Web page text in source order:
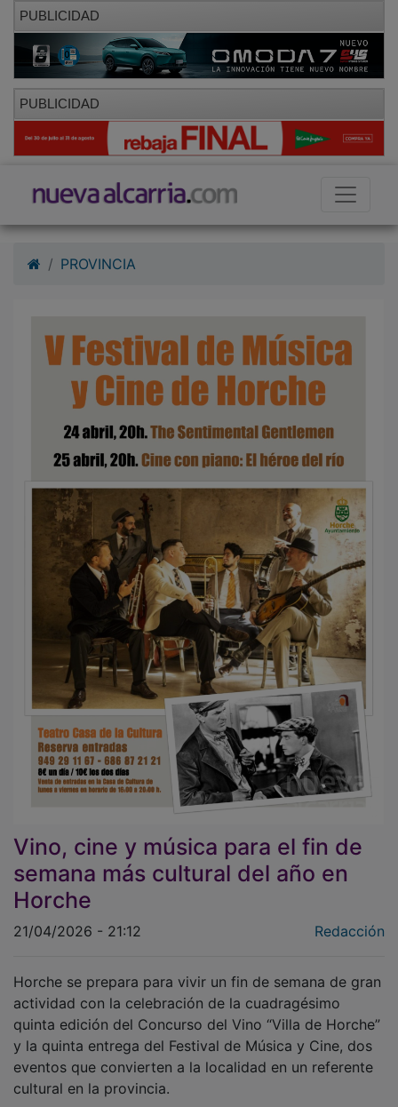
PUBLICIDAD
PUBLICIDAD
Vino, cine y música para el fin de
semana más cultural del año en
Horche
actividad con la celebración de la cuadragésimo
quinta edición del Concurso del Vino “Villa de Horche”
y la quinta entrega del Festival de Música y Cine, dos
eventos que convierten a la localidad en un referente
cultural en la provincia.